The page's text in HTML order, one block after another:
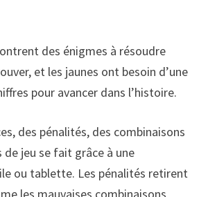
des énigmes à résoudre
et les jaunes ont besoin d’une
pour avancer dans l’histoire.
des pénalités, des combinaisons
jeu se fait grâce à une
ou tablette. Les pénalités retirent